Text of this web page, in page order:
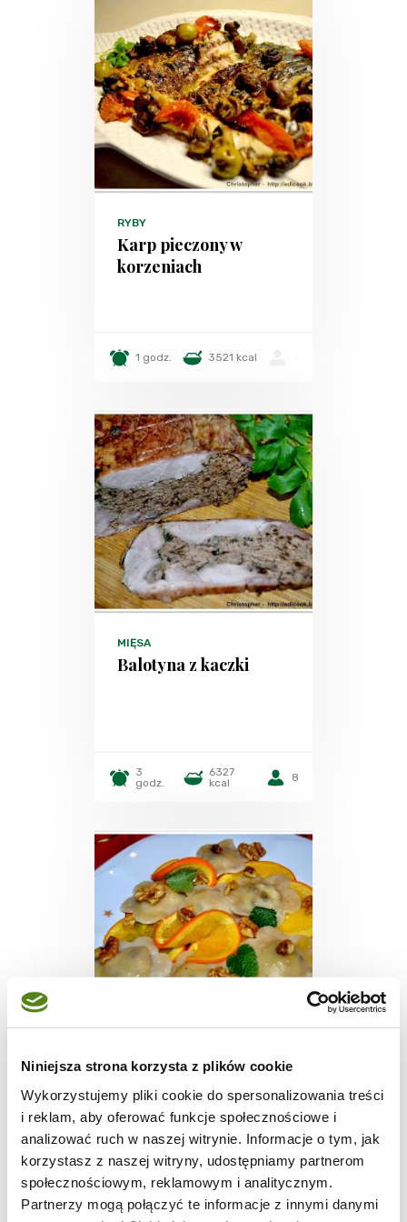
Niniejsza strona korzysta z plików cookie
Wykorzystujemy pliki cookie do spersonalizowania treści
i reklam, aby oferować funkcje społecznościowe i
analizować ruch w naszej witrynie. Informacje o tym, jak
korzystasz z naszej witryny, udostępniamy partnerom
społecznościowym, reklamowym i analitycznym.
Partnerzy mogą połączyć te informacje z innymi danymi
RYBY
Karp pieczony w
korzeniach
1 godz. 3521 kcal
MIĘSA
Balotyna z kaczki
3
godz.
6327
kcal
8
PIEROGI
Orzechowe pierożki w
sosie
pomarańczowym
40 min.